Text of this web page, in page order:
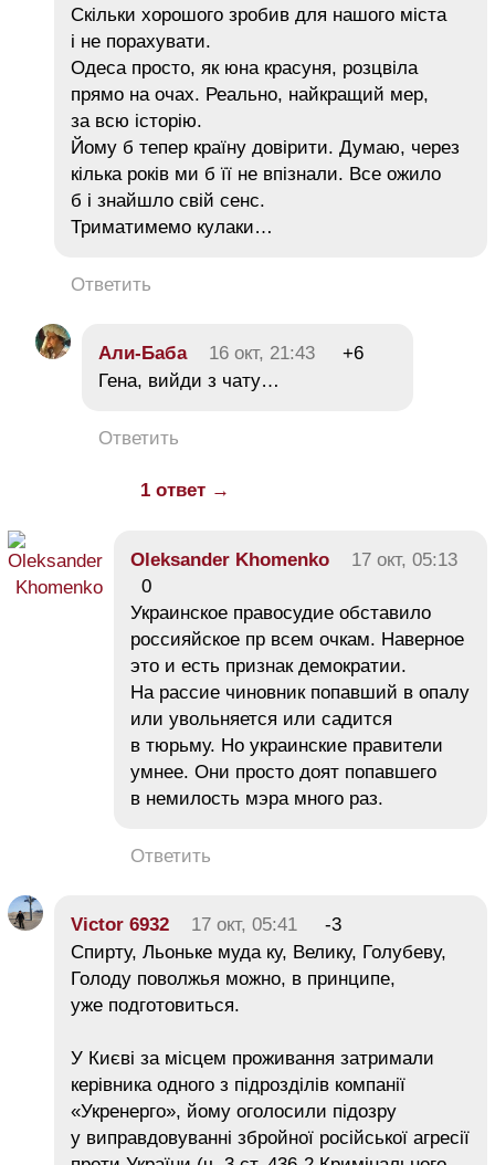
Скільки хорошого зробив для нашого міста
і не порахувати.
Одеса просто, як юна красуня, розцвіла
прямо на очах. Реально, найкращий мер,
за всю історію.
Йому б тепер країну довірити. Думаю, через
кілька років ми б її не впізнали. Все ожило
б і знайшло свій сенс.
Триматимемо кулаки…
Ответить
Али-Баба 16 окт, 21:43
+6
Гена, вийди з чату…
Ответить
1 ответ →
Oleksander Khomenko
17 окт, 05:13
0
Украинское правосудие обставило
россияйское пр всем очкам. Наверное
это и есть признак демократии.
На рассие чиновник попавший в опалу
или увольняется или садится
в тюрьму. Но украинские правители
умнее. Они просто доят попавшего
в немилость мэра много раз.
Ответить
Victor 6932 17 окт, 05:41
-3
Cпирту, Льоньке муда ку, Велику, Голубеву,
Голоду поволжья можно, в принципе,
уже подготовиться.
У Києві за місцем проживання затримали
керівника одного з підрозділів компанії
«Укренерго», йому оголосили підозру
у виправдовуванні збройної російської агресії